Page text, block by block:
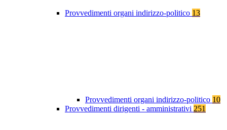
Provvedimenti organi indirizzo-politico 13
Provvedimenti organi indirizzo-politico 10
Provvedimenti dirigenti - amministrativi 251